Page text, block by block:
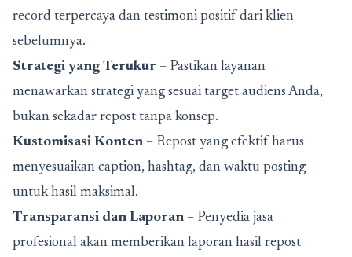
record terpercaya dan testimoni positif dari klien
sebelumnya.
Strategi yang Terukur – Pastikan layanan
menawarkan strategi yang sesuai target audiens Anda,
bukan sekadar repost tanpa konsep.
Kustomisasi Konten – Repost yang efektif harus
menyesuaikan caption, hashtag, dan waktu posting
untuk hasil maksimal.
Transparansi dan Laporan – Penyedia jasa
profesional akan memberikan laporan hasil repost